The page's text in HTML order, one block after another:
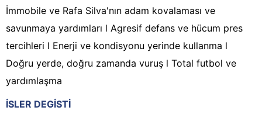
İmmobile ve Rafa Silva'nın adam kovalaması ve
savunmaya yardımları l Agresif defans ve hücum pres
tercihleri l Enerji ve kondisyonu yerinde kullanma l
Doğru yerde, doğru zamanda vuruş l Total futbol ve
yardımlaşma
İSLER DEGİSTİ